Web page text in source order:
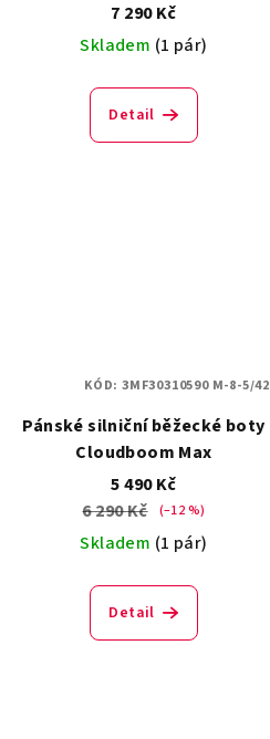
7 290 Kč
Skladem (1 pár)
Detail
Pánské silniční běžecké boty
Cloudboom Max
5 490 Kč
6 290 Kč
(–12 %)
Skladem (1 pár)
Detail
KÓD: 3MF30310590 M-8-5/42